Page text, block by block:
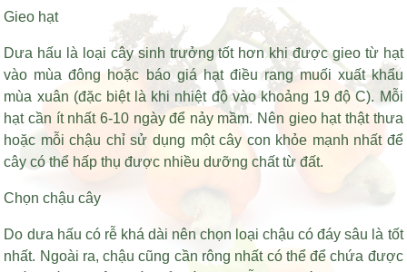
Gieo hạt
Dưa hấu là loại cây sinh trưởng tốt hơn khi được gieo từ hạt
vào mùa đông hoặc báo giá hạt điều rang muối xuất khẩu
mùa xuân (đặc biệt là khi nhiệt độ vào khoảng 19 độ C). Mỗi
hạt cần ít nhất 6-10 ngày để nảy mầm. Nên gieo hạt thật thưa
hoặc mỗi chậu chỉ sử dụng một cây con khỏe mạnh nhất để
cây có thể hấp thụ được nhiều dưỡng chất từ đất.
Chọn chậu cây
Do dưa hấu có rễ khá dài nên chọn loại chậu có đáy sâu là tốt
nhất. Ngoài ra, chậu cũng cần rông nhất có thể để chứa được